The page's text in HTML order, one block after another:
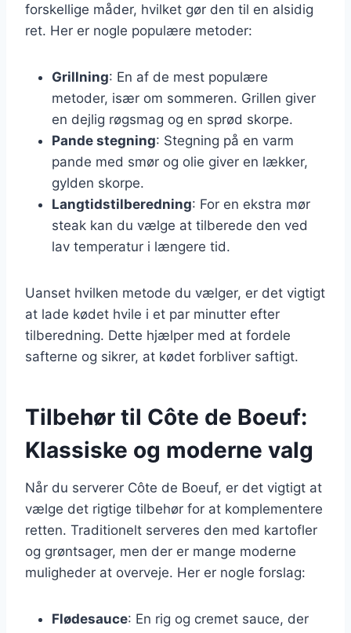
forskellige måder, hvilket gør den til en alsidig
ret. Her er nogle populære metoder:
Grillning: En af de mest populære
metoder, især om sommeren. Grillen giver
en dejlig røgsmag og en sprød skorpe.
Pande stegning: Stegning på en varm
pande med smør og olie giver en lækker,
gylden skorpe.
Langtidstilberedning: For en ekstra mør
steak kan du vælge at tilberede den ved
lav temperatur i længere tid.
Uanset hvilken metode du vælger, er det vigtigt
at lade kødet hvile i et par minutter efter
tilberedning. Dette hjælper med at fordele
safterne og sikrer, at kødet forbliver saftigt.
Tilbehør til Côte de Boeuf:
Klassiske og moderne valg
Når du serverer Côte de Boeuf, er det vigtigt at
vælge det rigtige tilbehør for at komplementere
retten. Traditionelt serveres den med kartofler
og grøntsager, men der er mange moderne
muligheder at overveje. Her er nogle forslag:
Flødesauce: En rig og cremet sauce, der